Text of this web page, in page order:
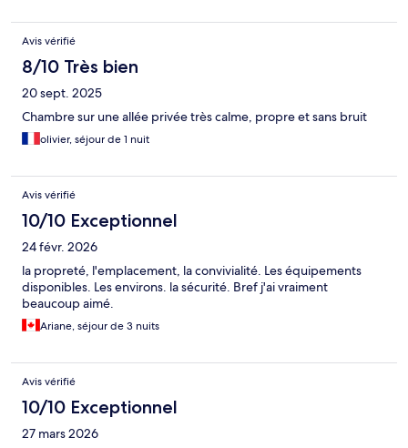
Avis vérifié
8/10 Très bien
20 sept. 2025
Chambre sur une allée privée très calme, propre et sans bruit
olivier, séjour de 1 nuit
Avis vérifié
10/10 Exceptionnel
24 févr. 2026
la propreté, l'emplacement, la convivialité. Les équipements
disponibles. Les environs. la sécurité. Bref j'ai vraiment
beaucoup aimé.
Ariane, séjour de 3 nuits
Avis vérifié
10/10 Exceptionnel
27 mars 2026